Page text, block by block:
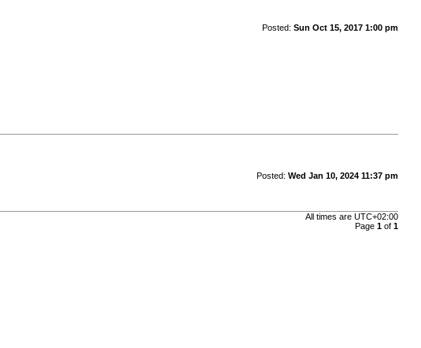
Posted: Sun Oct 15, 2017 1:00 pm
Posted: Wed Jan 10, 2024 11:37 pm
All times are UTC+02:00
Page 1of 1